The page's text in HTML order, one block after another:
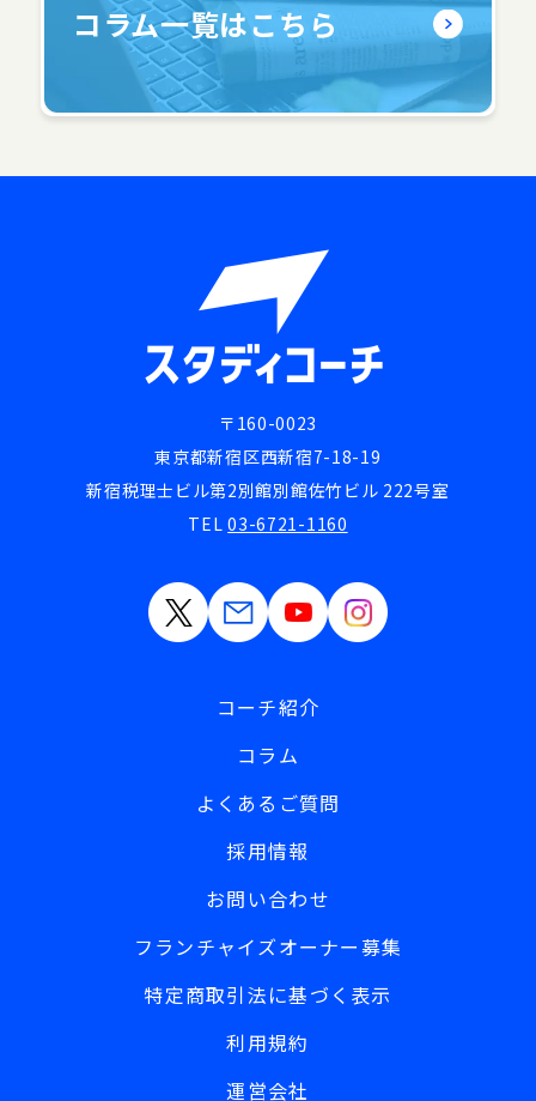
コラム一覧はこちら
〒160-0023
東京都新宿区西新宿7-18-19
新宿税理士ビル第2別館別館佐竹ビル 222号室
TEL03-6721-1160
コーチ紹介
コラム
よくあるご質問
採用情報
お問い合わせ
フランチャイズオーナー募集
特定商取引法に基づく表示
利用規約
運営会社